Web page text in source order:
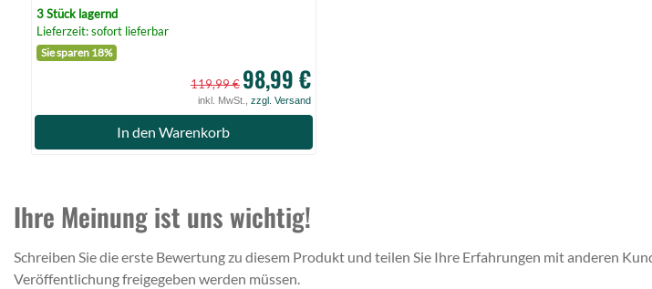
3 Stück lagernd
Lieferzeit: sofort lieferbar
Sie sparen 18%
119,99 € 98,99 €
inkl. MwSt., zzgl. Versand
In den Warenkorb
Ihre Meinung ist uns wichtig!
Schreiben Sie die erste Bewertung zu diesem Produkt und teilen Sie Ihre Erfahrungen mit anderen
Veröffentlichung freigegeben werden müssen.